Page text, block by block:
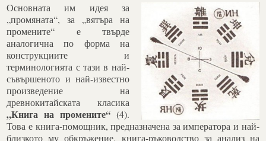
Основната им идея за
„промяната“, за „вятъра на
промените“ е твърде
аналогична по форма на
конструкциите и
терминологията с тази в най-
съвършеното и най-известно
произведение на
древнокитайската класика
„Книга на промените“ (4).
Това е книга-помощник, предназначена за императора и най-
близкото му обкръжение, книга-ръководство за анализ на